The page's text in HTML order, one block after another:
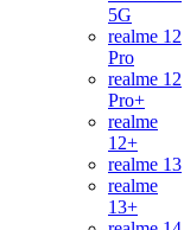
5G
realme 12
Pro
realme 12
Pro+
realme
12+
realme 13
realme
13+